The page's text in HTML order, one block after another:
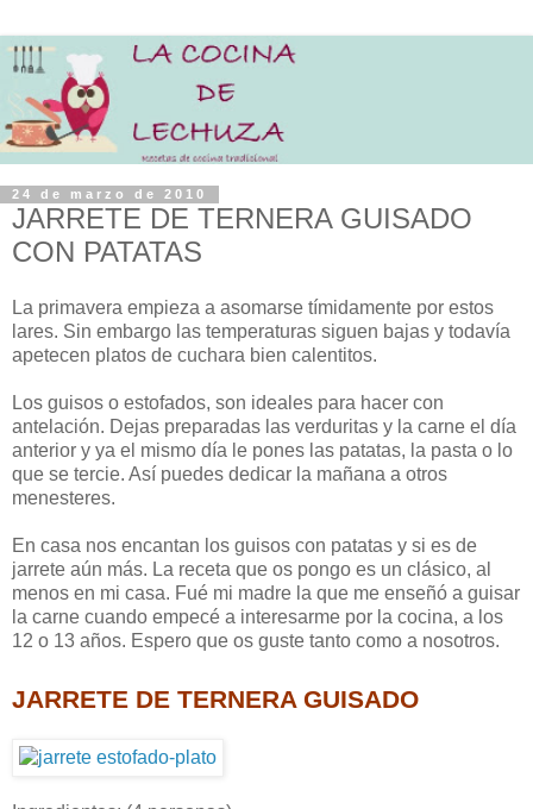
24 de marzo de 2010
JARRETE DE TERNERA GUISADO
CON PATATAS
La primavera empieza a asomarse tímidamente por estos
lares. Sin embargo las temperaturas siguen bajas y todavía
apetecen platos de cuchara bien calentitos.
Los guisos o estofados, son ideales para hacer con
antelación. Dejas preparadas las verduritas y la carne el día
anterior y ya el mismo día le pones las patatas, la pasta o lo
que se tercie. Así puedes dedicar la mañana a otros
menesteres.
En casa nos encantan los guisos con patatas y si es de
jarrete aún más. La receta que os pongo es un clásico, al
menos en mi casa. Fué mi madre la que me enseñó a guisar
la carne cuando empecé a interesarme por la cocina, a los
12 o 13 años. Espero que os guste tanto como a nosotros.
JARRETE DE TERNERA GUISADO